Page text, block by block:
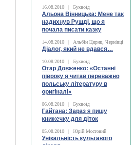
16.08.2010 | Буквоїд
Альона Вінницька: Мене так
надихнув Рушді, що я
почала писати казку
14.08.2010 | Альбін Цирик, Чернівці
Діалог, який не вдався…
10.08.2010 | Буквоїд
Отар Довженко: «Останні
півроку я читав переважно
польську літературу в
оригіналі»
06.08.2010 | Буквоїд
Гайтана: Зараз я пишу
книжечку для діток
05.08.2010 | Юрій Мостовий
Унікальність кульгавого